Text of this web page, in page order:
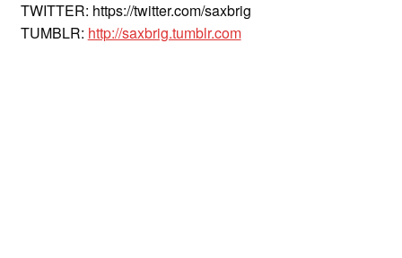
TWITTER: https://twitter.com/saxbrig
TUMBLR: http://saxbrig.tumblr.com